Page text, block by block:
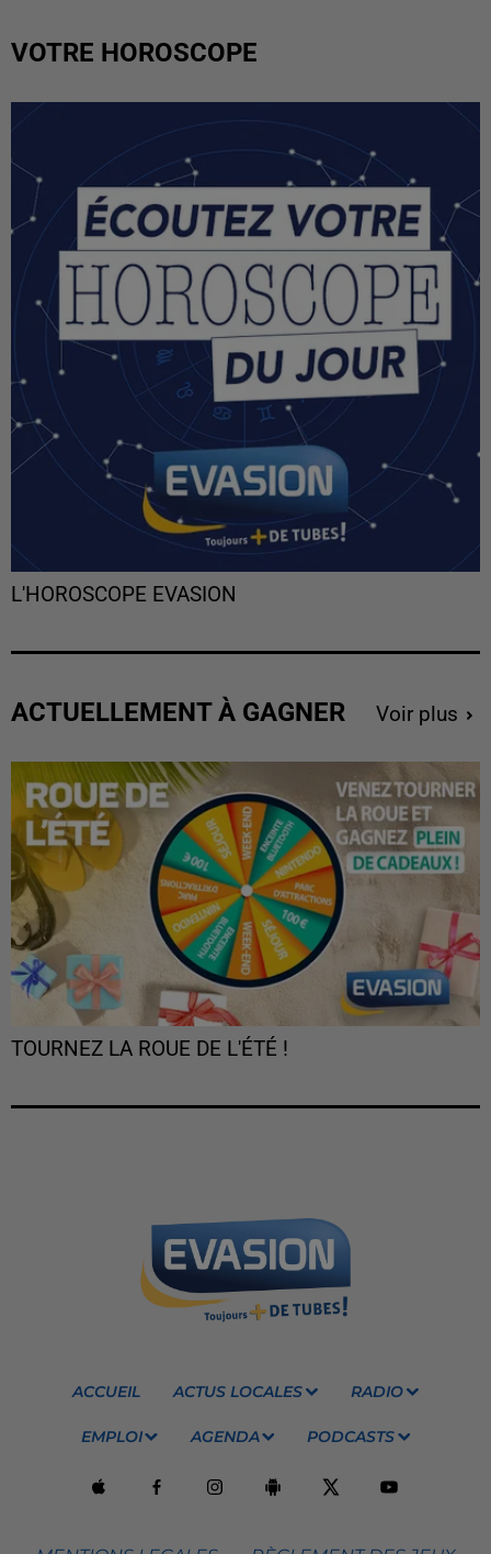
VOTRE HOROSCOPE
L'HOROSCOPE EVASION
ACTUELLEMENT À GAGNER Voir plus
TOURNEZ LA ROUE DE L'ÉTÉ !
ACCUEIL ACTUS LOCALES RADIO
EMPLOI AGENDA PODCASTS